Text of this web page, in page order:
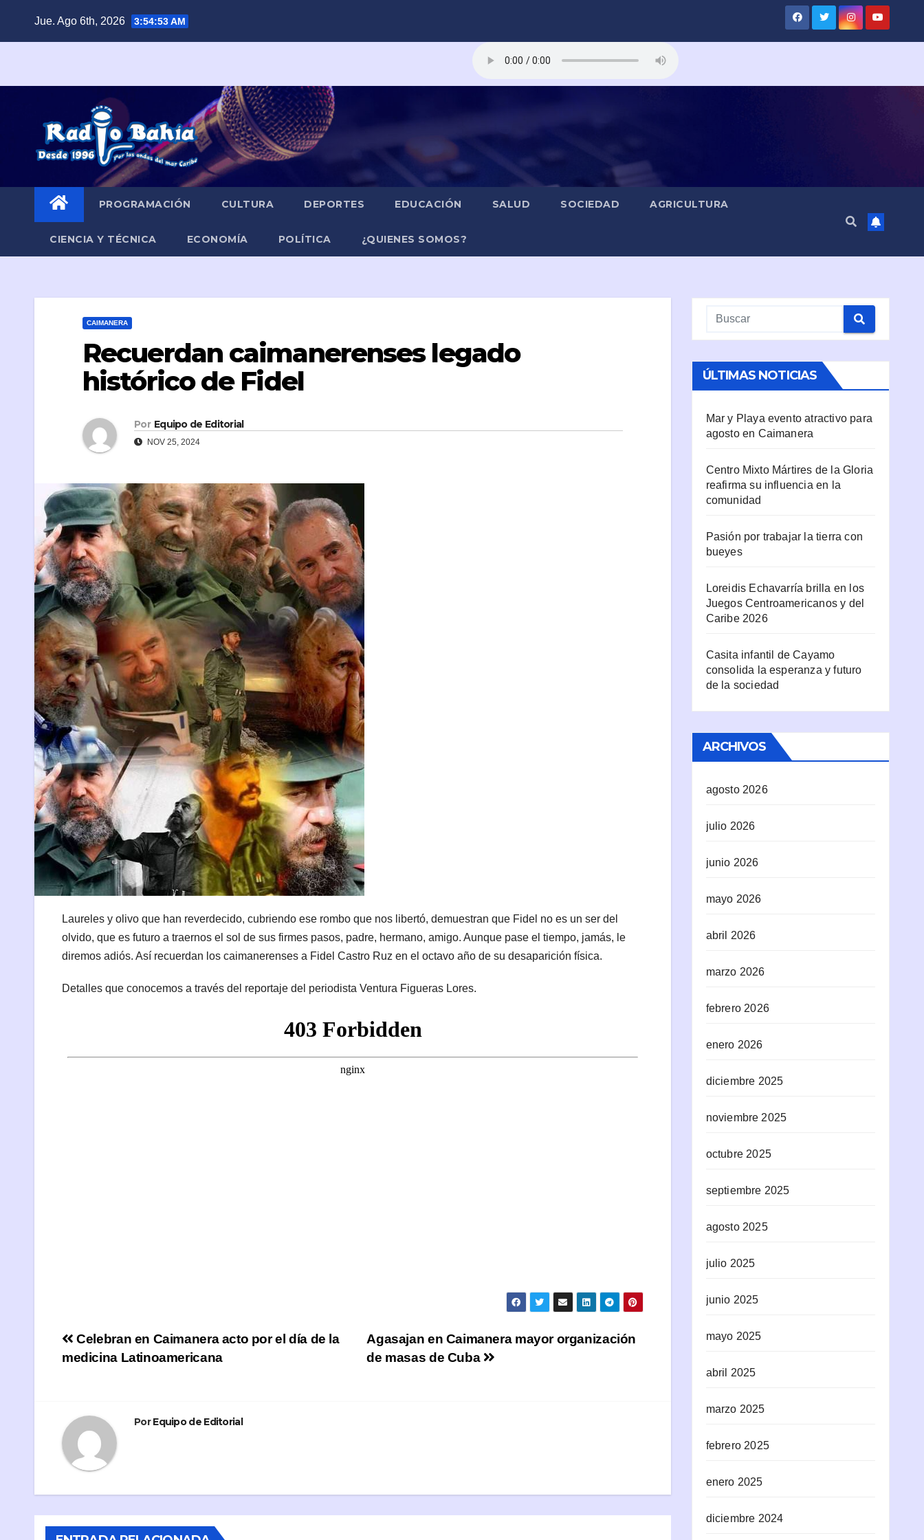
Jue. Ago 6th, 2026 3:54:54 AM
PROGRAMACIÓN CULTURA DEPORTES EDUCACIÓN SALUD SOCIEDAD AGRICULTURA
CIENCIA Y TÉCNICA ECONOMÍA POLÍTICA ¿QUIENES SOMOS?
CAIMANERA
Recuerdan caimanerenses legado
histórico de Fidel
Por Equipo de Editorial
NOV 25, 2024
Laureles y olivo que han reverdecido, cubriendo ese rombo que nos libertó, demuestran que Fidel no es un ser del
olvido, que es futuro a traernos el sol de sus firmes pasos, padre, hermano, amigo. Aunque pase el tiempo, jamás, le
diremos adiós. Así recuerdan los caimanerenses a Fidel Castro Ruz en el octavo año de su desaparición física.
Detalles que conocemos a través del reportaje del periodista Ventura Figueras Lores.
Navegación
Agasajan en Caimanera mayor organización
de masas de Cuba
Celebran en Caimanera acto por el día de la
medicina Latinoamericana
PorEquipo de Editorial
ÚLTIMAS NOTICIAS
Mar y Playa evento atractivo para
agosto en Caimanera
Centro Mixto Mártires de la Gloria
reafirma su influencia en la
comunidad
Pasión por trabajar la tierra con
bueyes
Loreidis Echavarría brilla en los
Juegos Centroamericanos y del
Caribe 2026
Casita infantil de Cayamo
consolida la esperanza y futuro
de la sociedad
ARCHIVOS
agosto 2026
julio 2026
junio 2026
mayo 2026
abril 2026
marzo 2026
febrero 2026
enero 2026
diciembre 2025
noviembre 2025
octubre 2025
septiembre 2025
agosto 2025
julio 2025
junio 2025
mayo 2025
abril 2025
marzo 2025
febrero 2025
enero 2025
diciembre 2024